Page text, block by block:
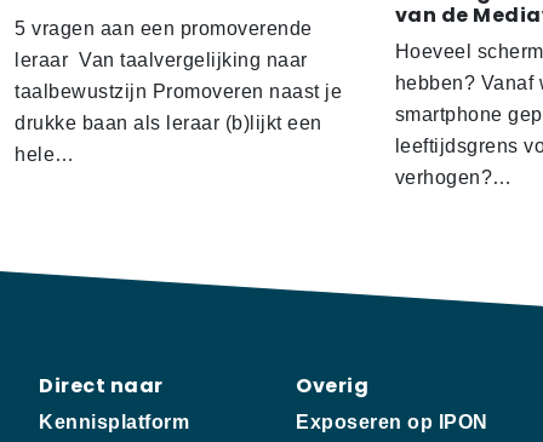
5 vragen aan een promoverende
leraar Van taalvergelijking naar
taalbewustzijn Promoveren naast je
drukke baan als leraar (b)lijkt een
hele…
van de
Hoeveel
hebben?
smartphone
leeftijdsgrens
verhogen?…
Direct naar
Kennisplatform
Overig
Exposeren op IPON